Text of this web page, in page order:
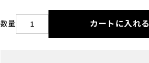
数量 カートに入れる